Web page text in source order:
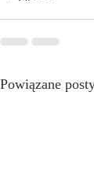
Powiązane